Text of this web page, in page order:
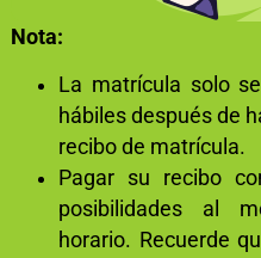
Nota:
La matrícula solo
hábiles después de
recibo de matrícula.
Pagar su recibo
posibilidades al
horario. Recuerde